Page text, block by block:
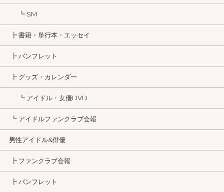
┗ SM
┣ 書籍・単行本・エッセイ
┣ パンフレット
┣ グッズ・カレンダー
┗ アイドル・女優DVD
┗ アイドルファンクラブ会報
男性アイドル&俳優
┣ ファンクラブ会報
┣ パンフレット